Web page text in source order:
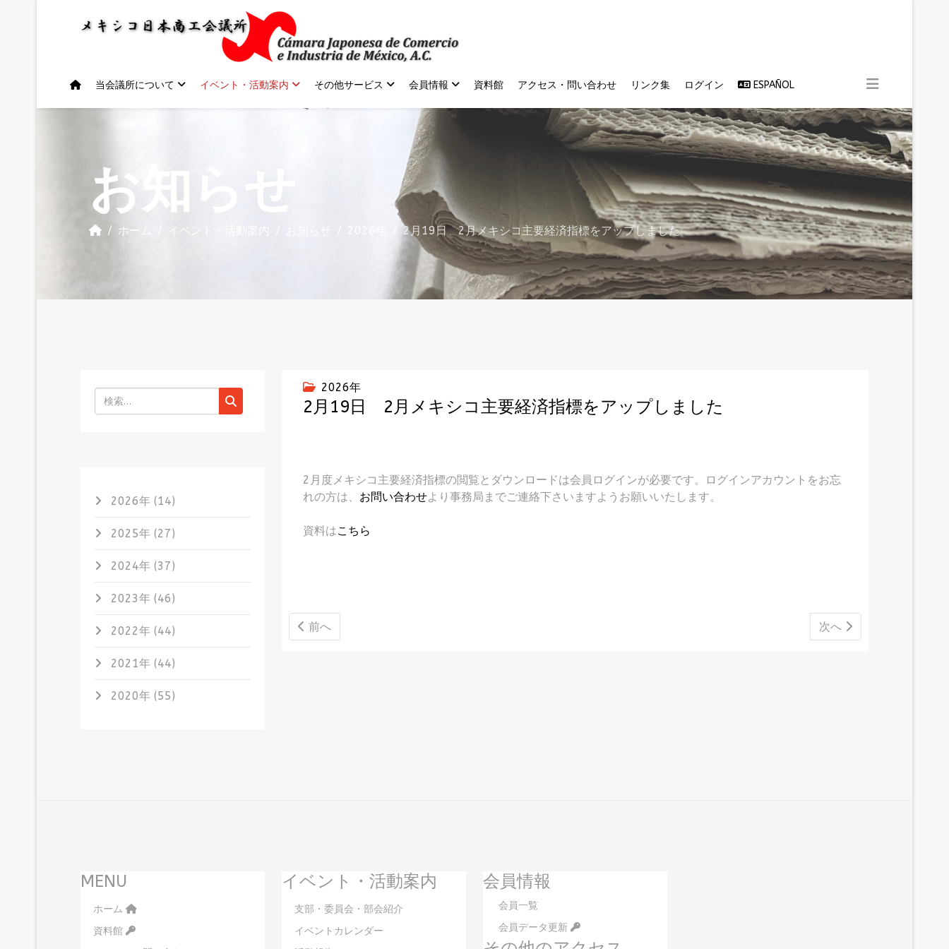
当会議所について イベント・活動案内 その他サービス 会員情報 資料館 アクセス・問い合わせ リンク集 ログイン ESPAÑOL
お知らせ
ホーム イベント・活動案内 2月19日 2月メキシコ主要経済指標をアップしました
検索
2026年 (14)
2025年 (27)
2024年 (37)
2023年 (46)
2022年 (44)
2021年 (44)
2020年 (55)
2026年
2月19日 2月メキシコ主要経済指標をアップしました
2月度メキシコ主要経済指標の閲覧とダウンロードは会員ログインが必要です。ログインアカウントをお忘
れの方は、 お問い合わせより事務局までご連絡下さいますようお願いいたします。
資料はこちら
前の記事へ: 02月10日 2月治安情勢メモをアップしました。
前へ 次の記事へ: 01月13日
次へ
MENU
ホーム
資料館
イベント・活動案内
支部・委員会・部会紹介
イベントカレンダー
会員情報
会員一覧
会員データ更新